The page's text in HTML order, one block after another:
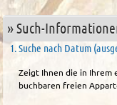
» Such-
1. Suche nach Datum
Zeigt Ihnen die in Ihrem
buchbaren freien